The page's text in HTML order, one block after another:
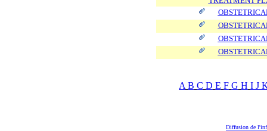
A B C D E F G H I J
Diffusion de